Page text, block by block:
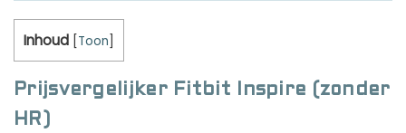
Inhoud [Toon]
Prijsvergelijker Fitbit Inspire (zonder
HR)